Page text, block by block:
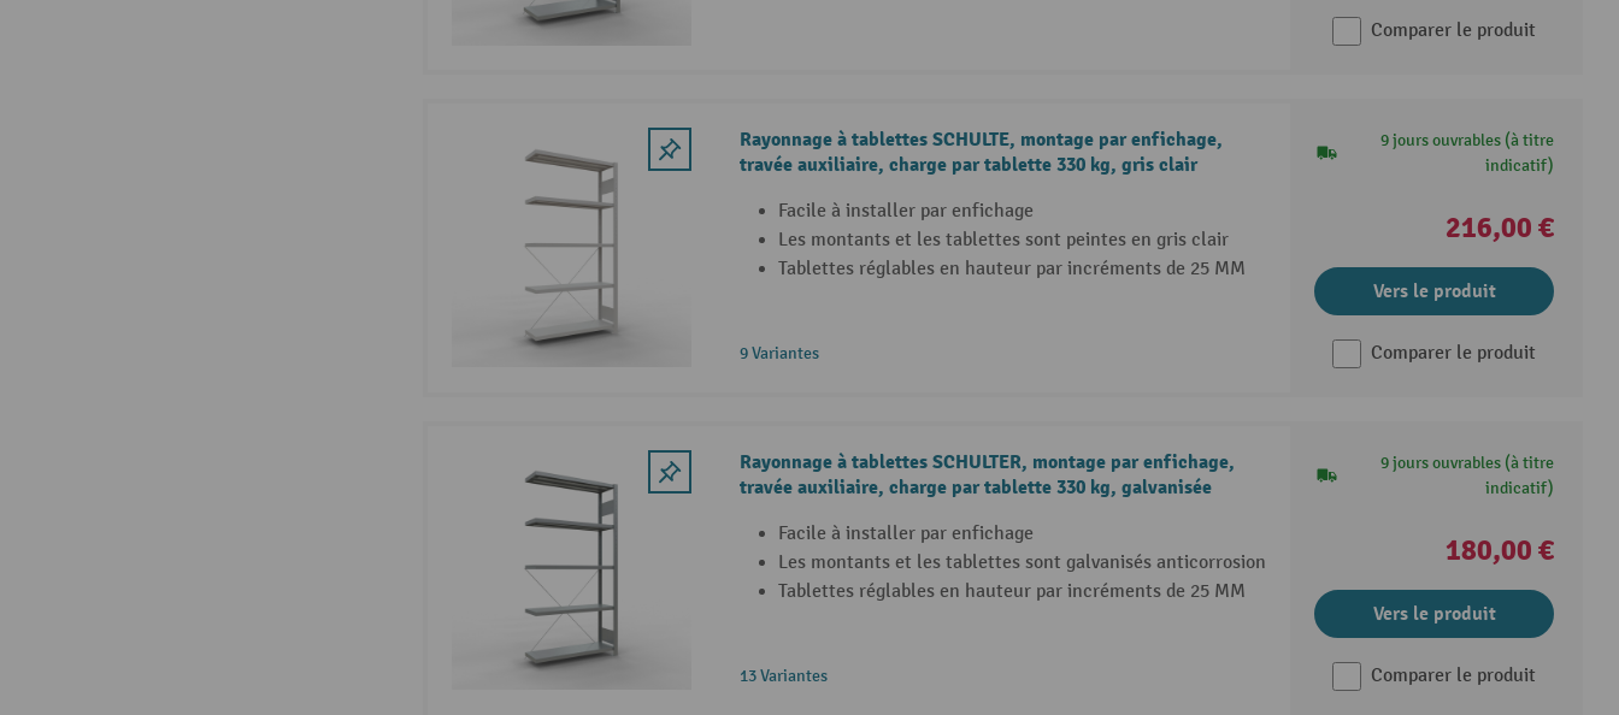
Comparer le produit
Rayonnage à tablettes SCHULTE, montage par enfichage,
travée auxiliaire, charge par tablette 330 kg, gris clair
Facile à installer par enfichage
Les montants et les tablettes sont peintes en gris clair
Tablettes réglables en hauteur par incréments de 25 MM
9 Variantes
9 jours ouvrables (à titre
indicatif)
216,00 €
Vers le produit
Comparer le produit
Rayonnage à tablettes SCHULTER, montage par enfichage,
travée auxiliaire, charge par tablette 330 kg, galvanisée
Facile à installer par enfichage
Les montants et les tablettes sont galvanisés anticorrosion
Tablettes réglables en hauteur par incréments de 25 MM
13 Variantes
9 jours ouvrables (à titre
indicatif)
180,00 €
Vers le produit
Comparer le produit